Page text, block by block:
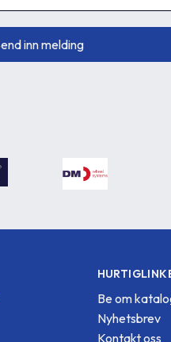
Be om
Nyhetsbrev
Kontakt oss